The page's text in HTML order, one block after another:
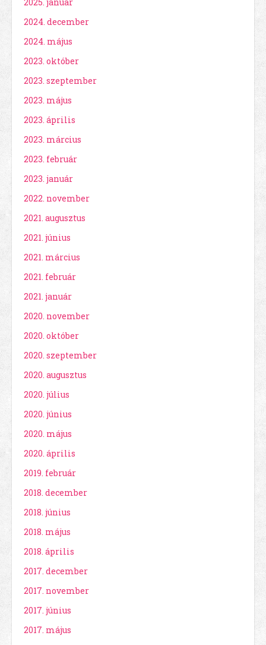
2024. december
2024. május
2023. október
2023. szeptember
2023. május
2023. április
2023. március
2023. február
2023. január
2022. november
2021. augusztus
2021. június
2021. március
2021. február
2021. január
2020. november
2020. október
2020. szeptember
2020. augusztus
2020. július
2020. június
2020. május
2020. április
2019. február
2018. december
2018. június
2018. május
2018. április
2017. december
2017. november
2017. június
2017. május